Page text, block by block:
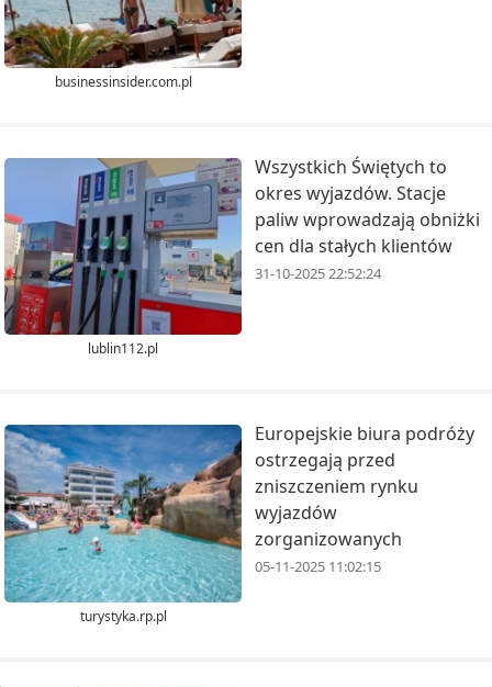
businessinsider.com.pl
lublin112.pl
Wszystkich Świętych to
okres wyjazdów. Stacje
paliw wprowadzają obniżki
cen dla stałych klientów
31-10-2025 22:52:24
turystyka.rp.pl
Europejskie biura podróży
ostrzegają przed
zniszczeniem rynku
wyjazdów
zorganizowanych
05-11-2025 11:02:15